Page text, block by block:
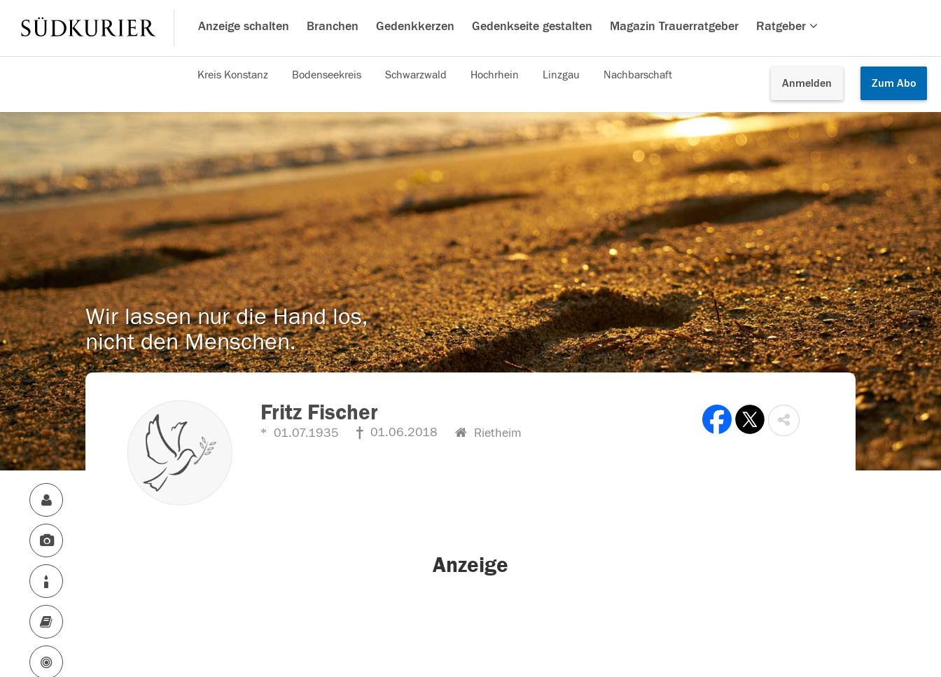
Anzeige schalten Branchen Gedenkkerzen Gedenkseite gestalten Magazin Trauerratgeber Ratgeber
Anmelden Zum Abo
Kreis Konstanz Bodenseekreis Schwarzwald Hochrhein Linzgau Nachbarschaft
Wir lassen nur die Hand los,
nicht den Menschen.
Fritz Fischer
01.07.1935 01.06.2018 Rietheim
Anzeige